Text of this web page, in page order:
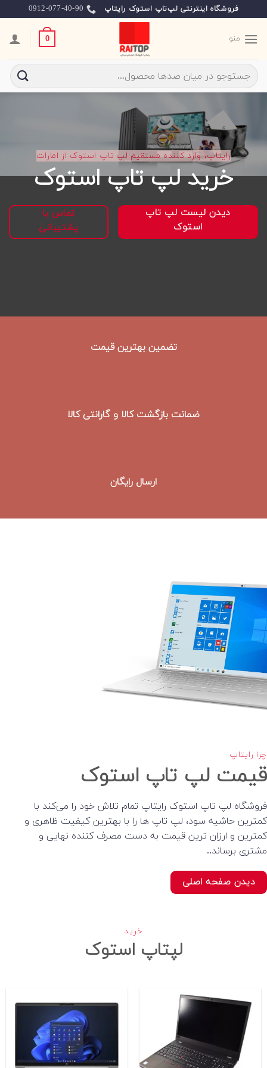
to
content
فروشگاه اینترنتی لپ‌تاپ استوک رایتاپ 0912-077-40-90
منو 0
جستجو
برای:
رایتاپ، وارد کننده مستقیم لپ تاپ استوک از امارات
خرید لپ تاپ استوک
دیدن لیست لپ تاپ
استوک
تماس با
پشتیبانی
تضمین بهترین قیمت
ضمانت بازگشت کالا و گارانتی کالا
ارسال رایگان
چرا رایتاپ
قیمت لپ تاپ استوک
فروشگاه لپ تاپ استوک رایتاپ تمام تلاش خود را می‌کند با
کمترین حاشیه سود، لپ تاپ ها را با بهترین کیفیت ظاهری و
کمترین و ارزان ترین قیمت به دست مصرف کننده نهایی و
مشتری برساند..
دیدن صفحه اصلی
خرید
لپتاپ استوک